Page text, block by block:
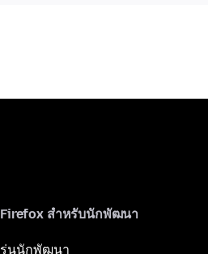
Firefox สำหรับนักพัฒนา
รุ่นนักพัฒนา